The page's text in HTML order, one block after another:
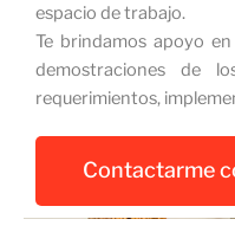
espacio de trabajo.
Te brindamos apoyo
demostraciones de
requerimientos,
Contactarme